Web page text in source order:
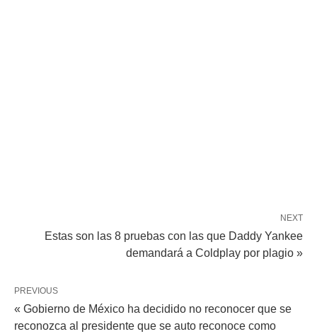
NEXT
Estas son las 8 pruebas con las que Daddy Yankee
demandará a Coldplay por plagio »
PREVIOUS
« Gobierno de México ha decidido no reconocer que se
reconozca al presidente que se auto reconoce como